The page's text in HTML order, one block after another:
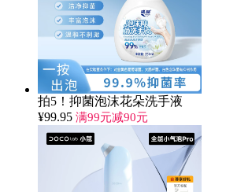
拍5！抑菌泡沫花朵洗手液
¥99.95 满99元减90元